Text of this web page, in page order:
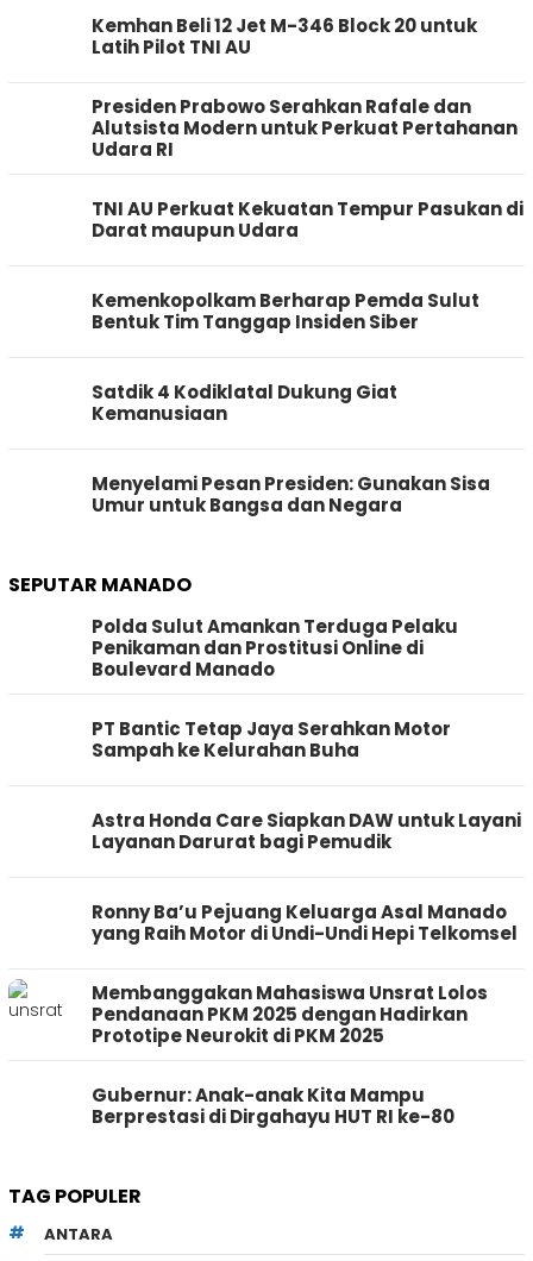
Kemhan Beli 12 Jet M-346 Block 20 untuk
Latih Pilot TNI AU
Presiden Prabowo Serahkan Rafale dan
Alutsista Modern untuk Perkuat Pertahanan
Udara RI
TNI AU Perkuat Kekuatan Tempur Pasukan di
Darat maupun Udara
Kemenkopolkam Berharap Pemda Sulut
Bentuk Tim Tanggap Insiden Siber
Satdik 4 Kodiklatal Dukung Giat
Kemanusiaan
Menyelami Pesan Presiden: Gunakan Sisa
Umur untuk Bangsa dan Negara
SEPUTAR MANADO
Polda Sulut Amankan Terduga Pelaku
Penikaman dan Prostitusi Online di
Boulevard Manado
PT Bantic Tetap Jaya Serahkan Motor
Sampah ke Kelurahan Buha
Astra Honda Care Siapkan DAW untuk Layani
Layanan Darurat bagi Pemudik
Ronny Ba’u Pejuang Keluarga Asal Manado
yang Raih Motor di Undi-Undi Hepi Telkomsel
Membanggakan Mahasiswa Unsrat Lolos
Pendanaan PKM 2025 dengan Hadirkan
Prototipe Neurokit di PKM 2025
Gubernur: Anak-anak Kita Mampu
Berprestasi di Dirgahayu HUT RI ke-80
TAG POPULER
ANTARA